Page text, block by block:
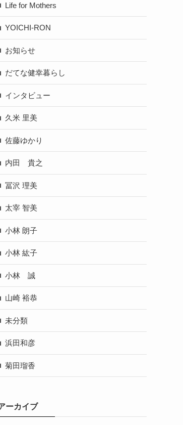
Life for Mothers
YOICHI-RON
お知らせ
だてな健幸暮らし
インタビュー
久米 里美
佐藤ゆかり
内田 貴之
冨沢 理美
太宰 智美
小林 朗子
小林 紘子
小林 誠
山崎 裕恭
未分類
浜田和彦
菊田瑠香
ーカイブ